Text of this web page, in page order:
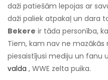
daži patiešām lepojas ar
daži paliek atpakaļ un dara
Bekere ir tāda personība,
Tiem, kam nav ne mazākās
piesaistījusi mediju un fanu
valda , WWE zelta puika.